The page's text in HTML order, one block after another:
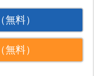
（無料）
（無料）